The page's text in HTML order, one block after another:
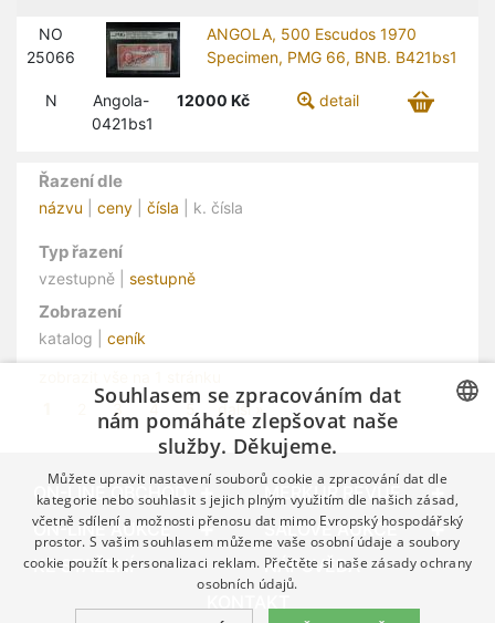
NO
25066
ANGOLA, 500 Escudos 1970
Specimen, PMG 66, BNB. B421bs1
N
Angola-
0421bs1
12000 Kč detail
Řazení dle
názvu ceny čísla | k. čísla
Typ řazení
vzestupně | sestupně
Zobrazení
katalog | ceník
3 4 5 další »
ON-LINE OBCHOD
MERKUR REVUE
ON-LINE AUKCE
SÁLOVÉ AUKCE
KE STAŽENÍ
NÁPOVĚDA
GERMAN
ENGLISH
Souhlasem se zpracováním dat
nám pomáháte zlepšovat naše
služby. Děkujeme.
Můžete upravit nastavení souborů cookie a zpracování dat dle
kategorie nebo souhlasit s jejich plným využitím dle našich zásad,
včetně sdílení a možnosti přenosu dat mimo Evropský hospodářský
prostor. S vašim souhlasem můžeme vaše osobní údaje a soubory
cookie použít k personalizaci reklam. Přečtěte si naše zásady ochrany
osobních údajů.